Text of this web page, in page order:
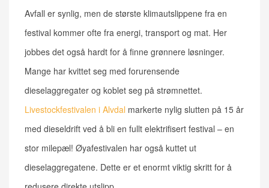
Avfall er synlig, men de største klimautslippene fra en
festival kommer ofte fra energi, transport og mat. Her
jobbes det også hardt for å finne grønnere løsninger.
Mange har kvittet seg med forurensende
dieselaggregater og koblet seg på strømnettet.
Livestockfestivalen i Alvdal markerte nylig slutten på 15 år
med dieseldrift ved å bli en fullt elektrifisert festival – en
stor milepæl! Øyafestivalen har også kuttet ut
dieselaggregatene. Dette er et enormt viktig skritt for å